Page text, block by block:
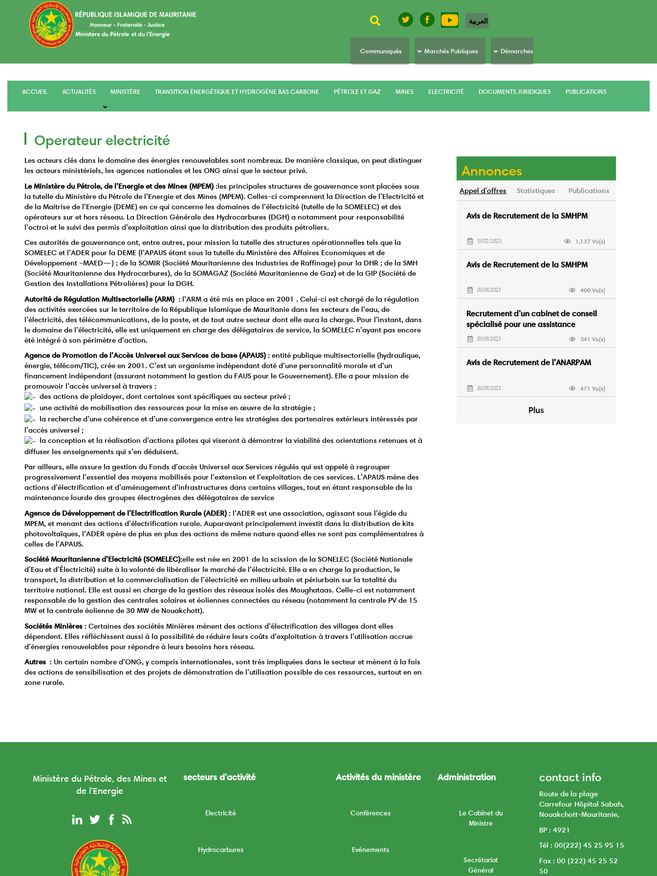
Rechercher
العربية
topCommuniqués Marchés Publiques Démarches
main
menu
ACCUEIL ACTUALITÉS MINISTÈRE TRANSITION ÉNERGÉTIQUE ET HYDROGÈNE BAS CARBONE PÉTROLE ET GAZ MINES ELECTRICITÉ DOCUMENTS JURIDIQUES PUBLICATIONS
Operateur electricité
Les acteurs clés dans le domaine des énergies renouvelables sont nombreux. De manière classique, on peut distinguer
les acteurs ministériels, les agences nationales et les ONG ainsi que le secteur privé.
Le Ministère du Pétrole, de l’Energie et des Mines (MPEM):les principales structures de gouvernance sont placées sous
la tutelle du Ministère du Pétrole de l’Energie et des Mines (MPEM). Celles-ci comprennent la Direction de l’Electricité et
de la Maitrise de l’Energie (DEME) en ce qui concerne les domaines de l’électricité (tutelle de la SOMELEC) et des
opérateurs sur et hors réseau. La Direction Générale des Hydrocarbures (DGH) a notamment pour responsabilité
l’octroi et le suivi des permis d’exploitation ainsi que la distribution des produits pétroliers.
Ces autorités de gouvernance ont, entre autres, pour mission la tutelle des structures opérationnelles tels que la
SOMELEC et l’ADER pour la DEME (l’APAUS étant sous la tutelle du Ministère des Affaires Economiques et de
Développement –MAED—) ; de la SOMIR (Société Mauritanienne des Industries de Raffinage) pour la DHR ; de la SMH
(Société Mauritanienne des Hydrocarbures), de la SOMAGAZ (Société Mauritanienne de Gaz) et de la GIP (Société de
Gestion des Installations Pétrolières) pour la DGH.
Autorité de Régulation Multisectorielle (ARM) : l’ARM a été mis en place en 2001 . Celui-ci est chargé de la régulation
des activités exercées sur le territoire de la République Islamique de Mauritanie dans les secteurs de l’eau, de
l’électricité, des télécommunications, de la poste, et de tout autre secteur dont elle aura la charge. Pour l’instant, dans
le domaine de l’électricité, elle est uniquement en charge des délégataires de service, la SOMELEC n’ayant pas encore
été intégré à son périmètre d’action.
Agence de Promotion de l’Accès Universel aux Services de base (APAUS): entité publique multisectorielle (hydraulique,
énergie, télécom/TIC), crée en 2001. C’est un organisme indépendant doté d’une personnalité morale et d’un
financement indépendant (assurant notamment la gestion du FAUS pour le Gouvernement). Elle a pour mission de
promouvoir l’accès universel à travers :
des actions de plaidoyer, dont certaines sont spécifiques au secteur privé ;
une activité de mobilisation des ressources pour la mise en œuvre de la stratégie ;
la recherche d’une cohérence et d’une convergence entre les stratégies des partenaires extérieurs intéressés par
l’accès universel ;
la conception et la réalisation d’actions pilotes qui viseront à démontrer la viabilité des orientations retenues et à
diffuser les enseignements qui s’en déduisent.
Par ailleurs, elle assure la gestion du Fonds d’accès Universel aux Services régulés qui est appelé à regrouper
progressivement l’essentiel des moyens mobilisés pour l’extension et l’exploitation de ces services. L’APAUS mène des
actions d’électrification et d’aménagement d’infrastructures dans certains villages, tout en étant responsable de la
maintenance lourde des groupes électrogènes des délégataires de service
Agence de Développement de l’Electrification Rurale (ADER): l’ADER est une association, agissant sous l’égide du
MPEM, et menant des actions d’électrification rurale. Auparavant principalement investit dans la distribution de kits
photovoltaïques, l’ADER opère de plus en plus des actions de même nature quand elles ne sont pas complémentaires à
celles de l’APAUS.
Société Mauritanienne d’Electricité (SOMELEC):elle est née en 2001 de la scission de la SONELEC (Société Nationale
d’Eau et d’Électricité) suite à la volonté de libéraliser le marché de l’électricité. Elle a en charge la production, le
transport, la distribution et la commercialisation de l’électricité en milieu urbain et périurbain sur la totalité du
territoire national. Elle est aussi en charge de la gestion des réseaux isolés des Moughataas. Celle-ci est notamment
responsable de la gestion des centrales solaires et éoliennes connectées au réseau (notamment la centrale PV de 15
MW et la centrale éolienne de 30 MW de Nouakchott).
Sociétés Minières: Certaines des sociétés Minières mènent des actions d’électrification des villages dont elles
dépendent. Elles réfléchissent aussi à la possibilité de réduire leurs coûts d’exploitation à travers l’utilisation accrue
d’énergies renouvelables pour répondre à leurs besoins hors réseau.
Autres : Un certain nombre d’ONG, y compris internationales, sont très impliquées dans le secteur et mènent à la fois
des actions de sensibilisation et des projets de démonstration de l’utilisation possible de ces ressources, surtout en en
zone rurale.
Annonces
Appel d'offres Statistiques Publications
Avis de Recrutement de la SMHPM
15/02/2023 1,137 Vu(s)
Avis de Recrutement de la SMHPM
03/01/2023 400 Vu(s)
Recrutement d’un cabinet de conseil
spécialisé pour une assistance
juridique
03/01/2023 341 Vu(s)
Avis de Recrutement de l’ANARPAM
03/01/2023 471 Vu(s)
Plus
Ministère du Pétrole, des Mines et
de l'Energie
secteurs d'activité
Electricité
Hydrocarbures
Activités du ministère
Conférences
Evénements
Administration
Le Cabinet du
Ministre
Secrétariat
Général
contact info
Route de la plage
Carrefour Hôpital Sabah,
Nouakchott-Mauritanie,
BP : 4921
Tél : 00(222) 45 25 95 15
Fax : 00 (222) 45 25 52
50